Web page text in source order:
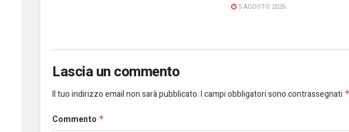
5 AGOSTO 2026
Lascia un commento
Il tuo indirizzo email non sarà pubblicato.I campi obbligatori sono contrassegnati
Commento *